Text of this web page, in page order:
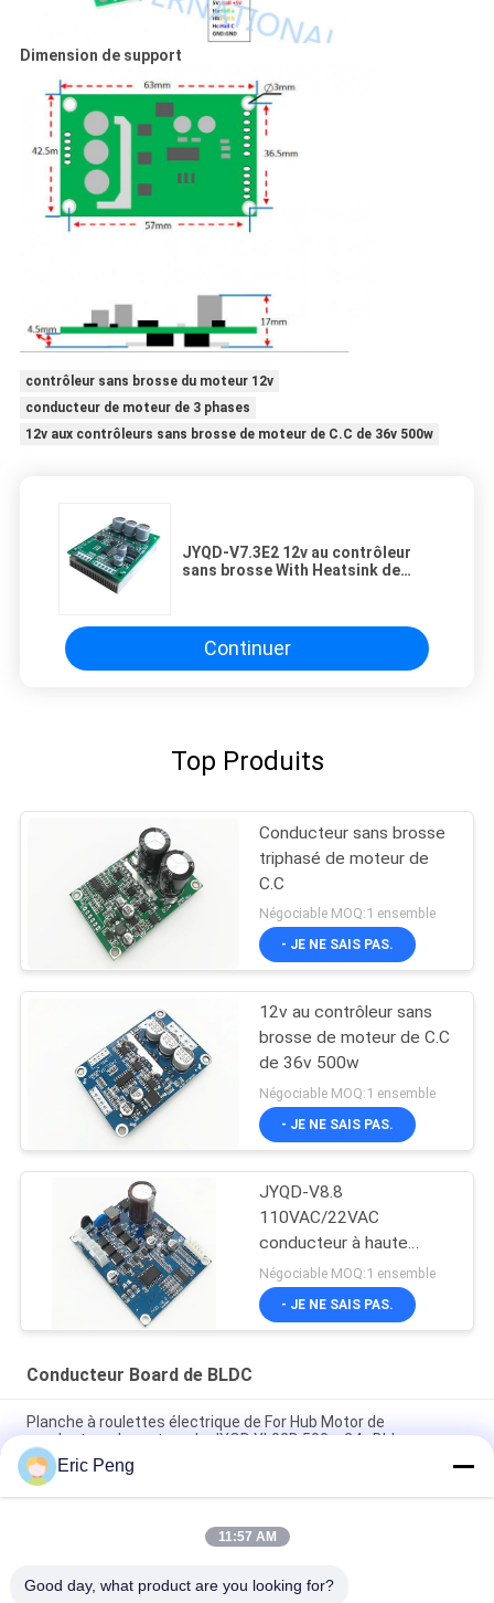
Dimension de support
contrôleur sans brosse du moteur 12v
conducteur de moteur de 3 phases
12v aux contrôleurs sans brosse de moteur de C.C de 36v 500w
JYQD-V7.3E2 12v au contrôleur
sans brosse With Heatsink de
Continuer
Top Produits
Conducteur sans brosse
triphasé de moteur de
C.C
Négociable MOQ:1 ensemble
- JE NE SAIS PAS.
12v au contrôleur sans
brosse de moteur de C.C
de 36v 500w
Négociable MOQ:1 ensemble
- JE NE SAIS PAS.
JYQD-V8.8
110VAC/22VAC
conducteur à haute
tension de moteur de
l'entrée BLDC
Négociable MOQ:1 ensemble
- JE NE SAIS PAS.
Conducteur Board de BLDC
Planche à roulettes électrique de For Hub Motor de
conducteur de moteur de JYQD YL02D 500w 24v Bldc
Contrôleur sans brosse Pwm de moteur de C.C du capteur
110V 220V 12V 24v de Hall
JYQD - V7.5E 36 au conducteur triphasé Board du moteur
Eric Peng
11:57 AM
Good day, what product are you looking for?